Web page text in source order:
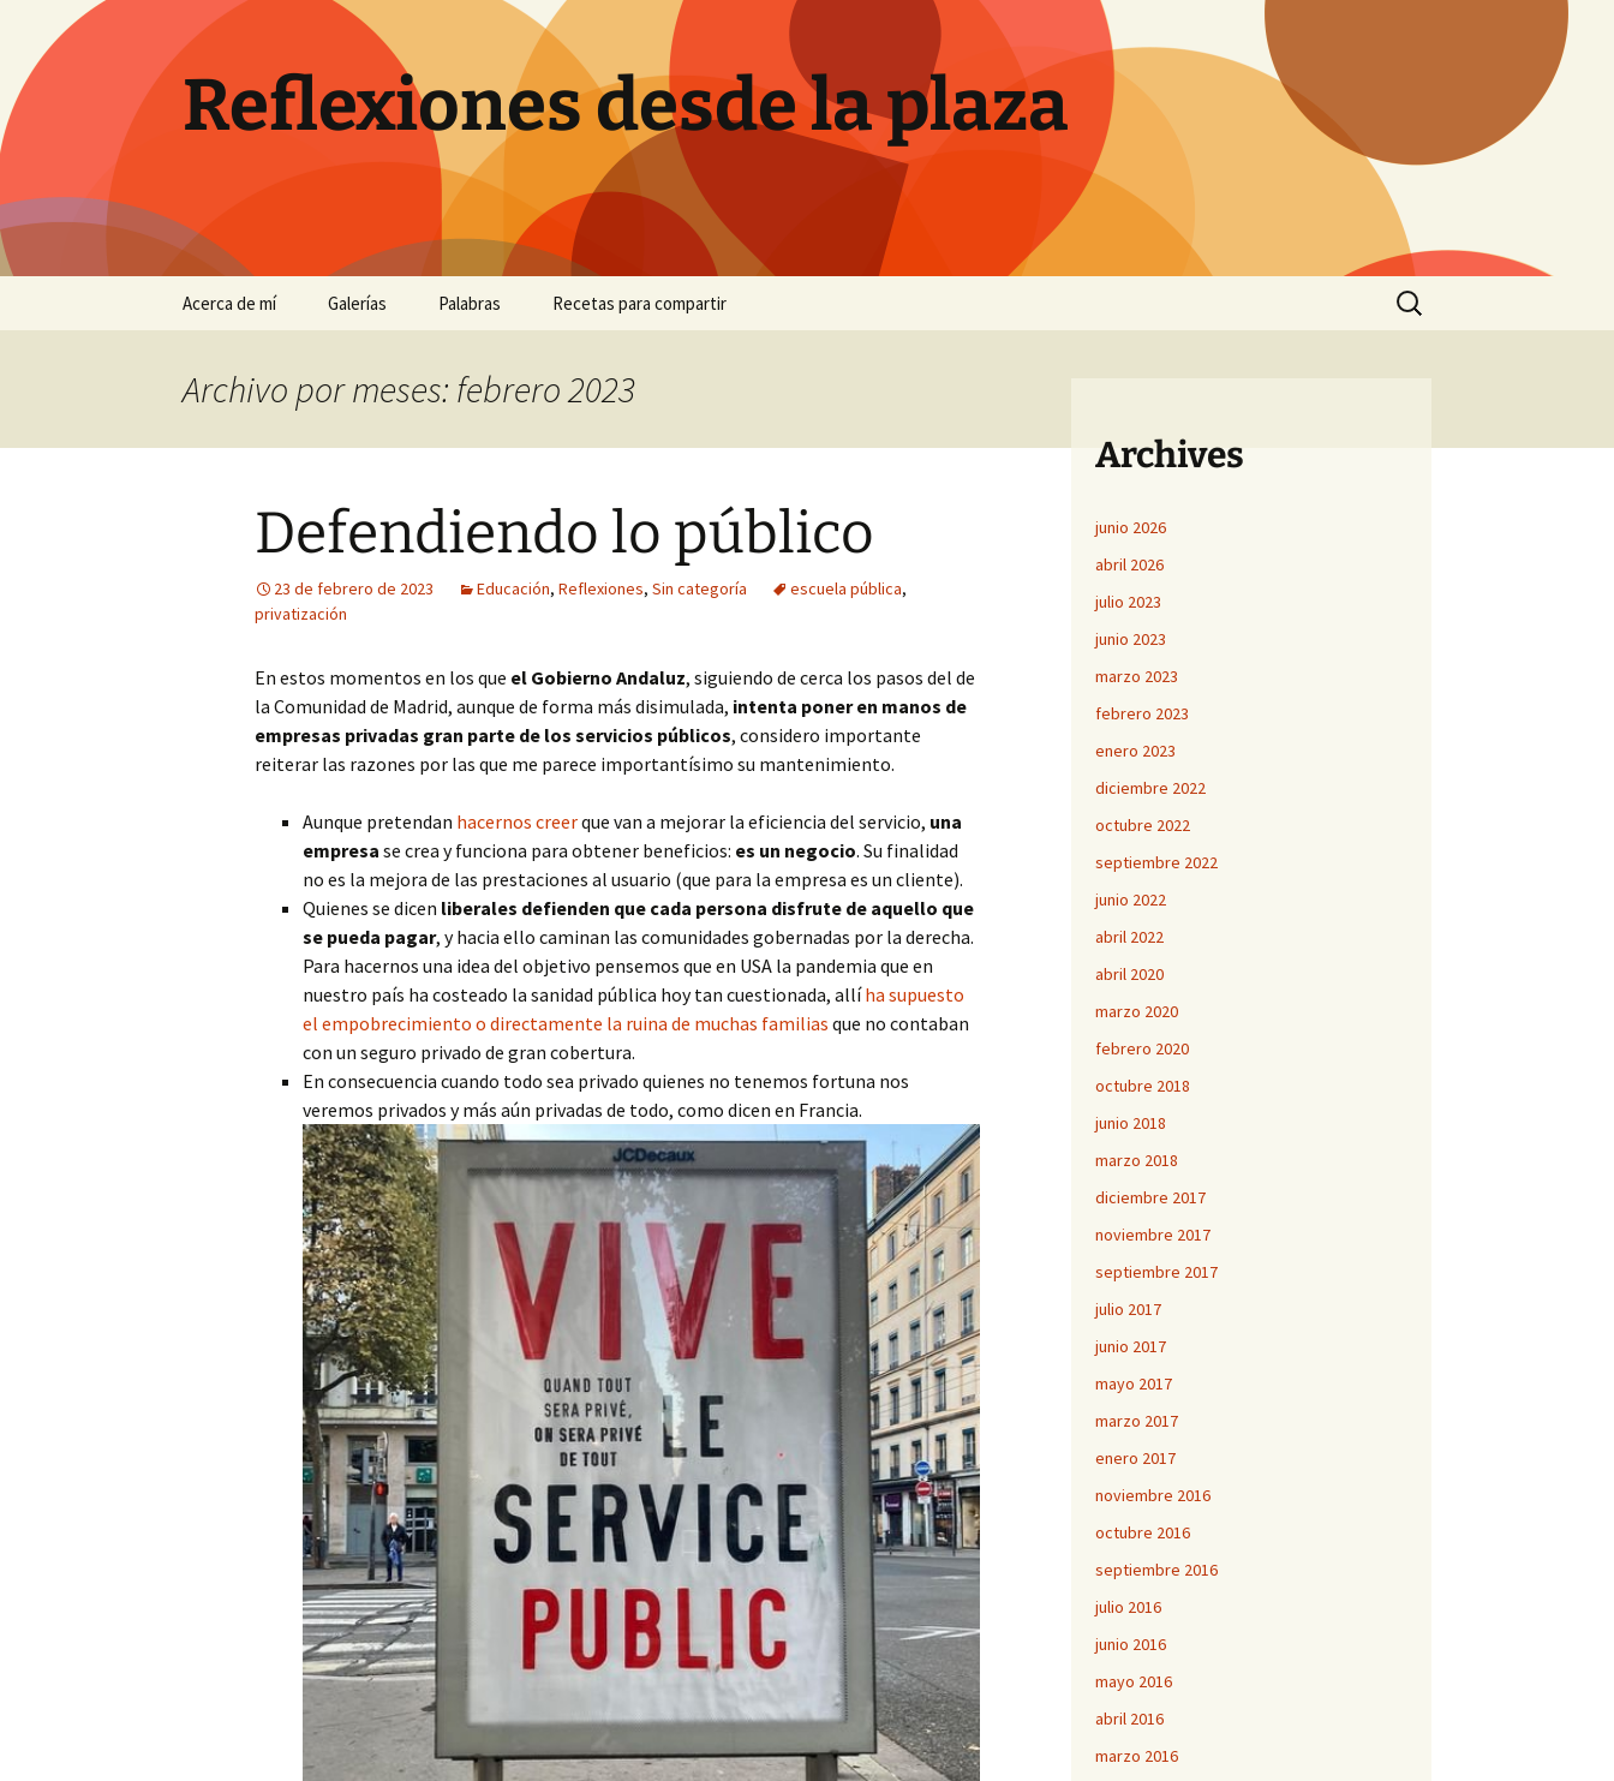
contenido
Reflexiones desde la plaza
Acerca de mí Galerías
El Torcal entre la niebla
Fotos curiosas
Museo de aperos y útiles
Pintadas
Palabras Recetas para compartir
Pan de plátano
Pavo trufado
Pestiños
Rosquillas de nata
Tarta de queso
Tiramisú
Buscar:
Archivo por meses: febrero 2023
Defendiendo lo público
23 de febrero de 2023 Educación, Reflexiones, Sin categoría escuela pública,
privatización
En estos momentos en los que el Gobierno Andaluz, siguiendo de cerca los pasos del de
la Comunidad de Madrid, aunque de forma más disimulada, intenta poner en manos de
empresas privadas gran parte de los servicios públicos, considero importante
reiterar las razones por las que me parece importantísimo su mantenimiento.
Aunque pretendan hacernos creerque van a mejorar la eficiencia del servicio, una
empresa se crea y funciona para obtener beneficios: es un negocio. Su finalidad
no es la mejora de las prestaciones al usuario (que para la empresa es un cliente).
Quienes se dicen liberales defienden que cada persona disfrute de aquello que
se pueda pagar, y hacia ello caminan las comunidades gobernadas por la derecha.
Para hacernos una idea del objetivo pensemos que en USA la pandemia que en
nuestro país ha costeado la sanidad pública hoy tan cuestionada, allíha supuesto
el empobrecimiento o directamente la ruina de muchas familias que no contaban
con un seguro privado de gran cobertura.
En consecuencia cuando todo sea privado quienes no tenemos fortuna nos
veremos privados y más aún privadas de todo, como dicen en Francia.
Archives
junio 2026
abril 2026
julio 2023
junio 2023
marzo 2023
febrero 2023
enero 2023
diciembre 2022
octubre 2022
septiembre 2022
junio 2022
abril 2022
abril 2020
marzo 2020
febrero 2020
octubre 2018
junio 2018
marzo 2018
diciembre 2017
noviembre 2017
septiembre 2017
julio 2017
junio 2017
mayo 2017
marzo 2017
enero 2017
noviembre 2016
octubre 2016
septiembre 2016
julio 2016
junio 2016
mayo 2016
abril 2016
marzo 2016